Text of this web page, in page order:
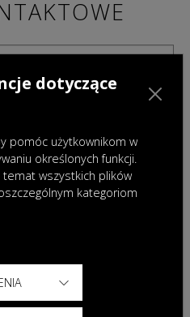
w powyższym formularzu są Omoda
oraz wybrany przez Państwa Dealer.
dotyczące
pomóc użytkownikom w
określonych funkcji.
temat wszystkich plików
kategoriom